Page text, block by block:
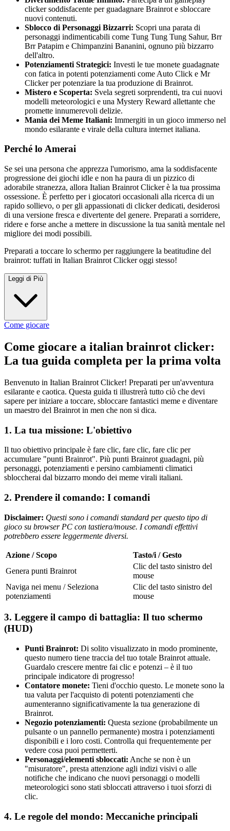
clicker soddisfacente per guadagnare Brainrot e sbloccare
nuovi contenuti.
Sblocco di Personaggi Bizzarri: Scopri una parata di
personaggi indimenticabili come Tung Tung Tung Sahur, Brr
Brr Patapim e Chimpanzini Bananini, ognuno più bizzarro
dell'altro.
Potenziamenti Strategici: Investi le tue monete guadagnate
con fatica in potenti potenziamenti come Auto Click e Mr
Clicker per potenziare la tua produzione di Brainrot.
Mistero e Scoperta: Svela segreti sorprendenti, tra cui nuovi
modelli meteorologici e una Mystery Reward allettante che
promette innumerevoli delizie.
Mania dei Meme Italiani: Immergiti in un gioco immerso nel
mondo esilarante e virale della cultura internet italiana.
Perché lo Amerai
Se sei una persona che apprezza l'umorismo, ama la soddisfacente
progressione dei giochi idle e non ha paura di un pizzico di
adorabile stranezza, allora Italian Brainrot Clicker è la tua prossima
ossessione. È perfetto per i giocatori occasionali alla ricerca di un
rapido sollievo, o per gli appassionati di clicker dedicati, desiderosi
di una versione fresca e divertente del genere. Preparati a sorridere,
ridere e forse anche a mettere in discussione la tua sanità mentale nel
migliore dei modi possibili.
Preparati a toccare lo schermo per raggiungere la beatitudine del
brainrot: tuffati in Italian Brainrot Clicker oggi stesso!
Leggi di Più
Come giocare
Come giocare a italian brainrot clicker:
La tua guida completa per la prima volta
Benvenuto in Italian Brainrot Clicker! Preparati per un'avventura
esilarante e caotica. Questa guida ti illustrerà tutto ciò che devi
sapere per iniziare a toccare, sbloccare fantastici meme e diventare
un maestro del Brainrot in men che non si dica.
1. La tua missione: L'obiettivo
Il tuo obiettivo principale è fare clic, fare clic, fare clic per
accumulare "punti Brainrot". Più punti Brainrot guadagni, più
personaggi, potenziamenti e persino cambiamenti climatici
sbloccherai dal bizzarro mondo dei meme virali italiani.
2. Prendere il comando: I comandi
Disclaimer: Questi sono i comandi standard per questo tipo di
gioco su browser PC con tastiera/mouse. I comandi effettivi
potrebbero essere leggermente diversi.
Azione / Scopo
Tasto/i / Gesto
Genera punti Brainrot
Clic del tasto sinistro del
mouse
Naviga nei menu / Seleziona
potenziamenti
Clic del tasto sinistro del
mouse
3. Leggere il campo di battaglia: Il tuo schermo
(HUD)
Punti Brainrot: Di solito visualizzato in modo prominente,
questo numero tiene traccia del tuo totale Brainrot attuale.
Guardalo crescere mentre fai clic e potenzi – è il tuo
principale indicatore di progresso!
Contatore monete: Tieni d'occhio questo. Le monete sono la
tua valuta per l'acquisto di potenti potenziamenti che
aumenteranno significativamente la tua generazione di
Brainrot.
Negozio potenziamenti: Questa sezione (probabilmente un
pulsante o un pannello permanente) mostra i potenziamenti
disponibili e i loro costi. Controlla qui frequentemente per
vedere cosa puoi permetterti.
Personaggi/elementi sbloccati: Anche se non è un
"misuratore", presta attenzione agli indizi visivi o alle
notifiche che indicano che nuovi personaggi o modelli
meteorologici sono stati sbloccati attraverso i tuoi sforzi di
clic.
4. Le regole del mondo: Meccaniche principali